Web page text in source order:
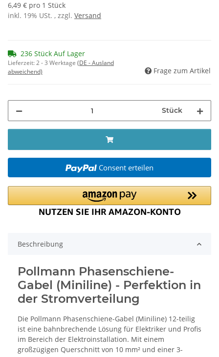
6,49 € pro 1 Stück
inkl. 19% USt. , zzgl. Versand
236 Stück Auf Lager
Lieferzeit:2 - 3 Werktage (DE - Ausland
abweichend)
Frage zum Artikel
Stück
Consent erteilen
Beschreibung
Pollmann Phasenschiene-
Gabel (Miniline) - Perfektion in
der Stromverteilung
Die Pollmann Phasenschiene-Gabel (Miniline) 12-teilig
ist eine bahnbrechende Lösung für Elektriker und Profis
im Bereich der Elektroinstallation. Mit einem
großzügigen Querschnitt von 10 mm² und einer 3-